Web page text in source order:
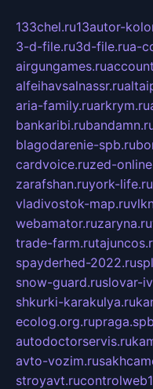
133chel.ru13autor-
3-d-file.ru3d-file.rua-
airgungames.ru
alfeihavsalnassr.ru
aria-family.ruarkrym.ru
bankaribi.ru
blagodarenie-spb.ru
cardvoice.ruzed-
zarafshan.ruyork-life.ru
vladivostok-map.ru
webamator.ruzaryna.ru
trade-farm.ru
spayderhed-2022.ru
snow-guard.ruslovar-
shkurki-karakulya.ru
ecolog.org.ru
autodoctorservis.ru
avto-vozim.ru
stroyavt.ru